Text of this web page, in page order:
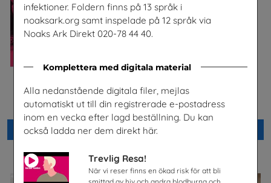
infektioner. Foldern finns på 13 språk i
noaksark.org samt inspelade på 12 språk via
Noaks Ark Direkt 020-78 44 40.
Komplettera med digitala material
Alla nedanstående digitala filer, mejlas
automatiskt ut till din registrerade e-postadress
inom en vecka efter lagd beställning. Du kan
också ladda ner dem direkt här.
Trevlig Resa!
När vi reser finns en ökad risk för att bli
Säkra svar om hiv
Riksförbundet Noaks Ark
Beställ 0kr
Checklista för undervisning
om pornografi
Unizon